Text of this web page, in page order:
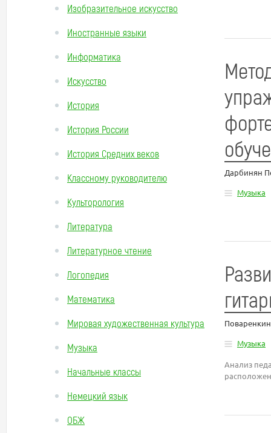
Изобразительное искусство
Иностранные языки
Информатика
Искусство
История
История России
История Средних веков
Классному руководителю
Культорология
Литература
Литературное чтение
Логопедия
Математика
Мировая художественная культура
Музыка
Начальные классы
Немецкий язык
ОБЖ
Дарбинян
Музыка
Музыка
Анализ